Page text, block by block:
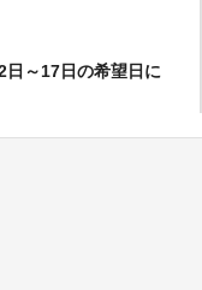
～17日の希望日に